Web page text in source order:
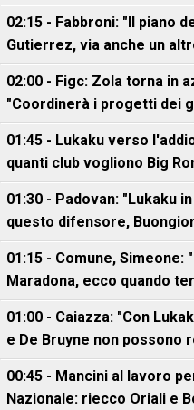
02:15 - Fabbroni: "Il piano
Gutierrez, via anche un
02:00 - Figc: Zola torna in
"Coordinerà i progetti dei
01:45 - Lukaku verso
quanti club vogliono Big
01:30 - Padovan: "Lukaku
questo difensore,
01:15 - Comune,
Maradona, ecco quando
01:00 - Caiazza: "Con
e De Bruyne non possono
00:45 - Mancini al lavoro
Nazionale: riecco Oriali e